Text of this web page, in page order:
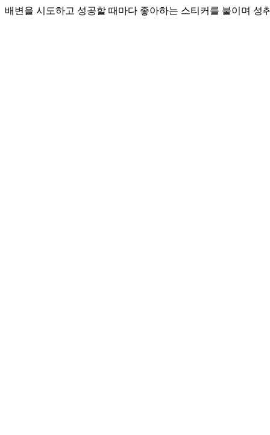
배변을 시도하고 성공할 때마다 좋아하는 스티커를 붙이며